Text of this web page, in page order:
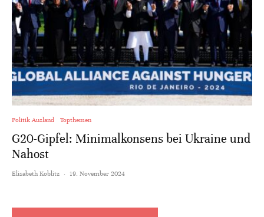
Politik Ausland Topthemen
G20-Gipfel: Minimalkonsens bei Ukraine und
Nahost
Elisabeth Koblitz · 19. November 2024